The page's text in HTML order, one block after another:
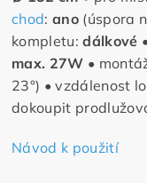
chod:ano(úspora
kompletu:dálkové •
max. 27W •
23°) •vzdálenost
dokoupit
Návod k použití